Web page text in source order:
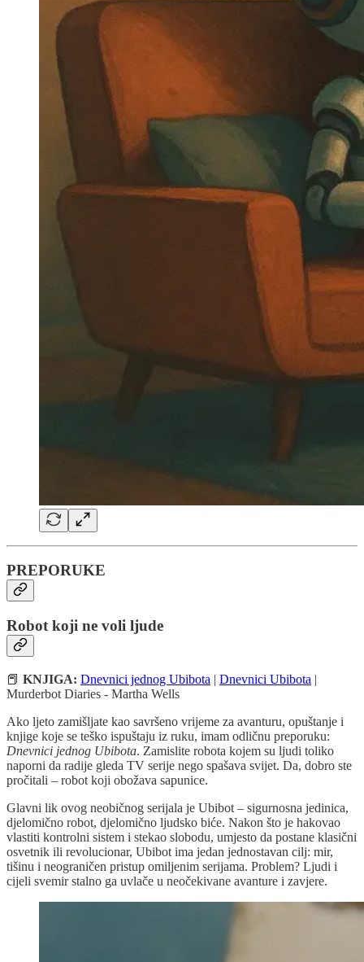
PREPORUKE
Robot koji ne voli ljude
📕 KNJIGA: Dnevnici jednog Ubibota | Dnevnici Ubibota |
Murderbot Diaries - Martha Wells
Ako ljeto zamišljate kao savršeno vrijeme za avanturu, opuštanje i
knjige koje se teško ispuštaju iz ruku, imam odličnu preporuku:
Dnevnici jednog Ubibota. Zamislite robota kojem su ljudi toliko
naporni da radije gleda TV serije nego spašava svijet. Da, dobro ste
pročitali – robot koji obožava sapunice.
Glavni lik ovog neobičnog serijala je Ubibot – sigurnosna jedinica,
djelomično robot, djelomično ljudsko biće. Nakon što je hakovao
vlastiti kontrolni sistem i stekao slobodu, umjesto da postane klasični
osvetnik ili revolucionar, Ubibot ima jedan jednostavan cilj: mir,
tišinu i neograničen pristup omiljenim serijama. Problem? Ljudi i
cijeli svemir stalno ga uvlače u neočekivane avanture i zavjere.